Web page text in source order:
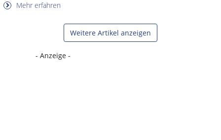
Mehr erfahren
Weitere Artikel anzeigen
- Anzeige -